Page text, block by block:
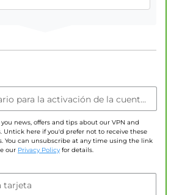
Email (necesario para la activación de la cuenta)
news, offers and tips about our VPN and
Untick here if you'd prefer not to receive these
You can unsubscribe at any time using the link
our Privacy Policy for details.
tarjeta